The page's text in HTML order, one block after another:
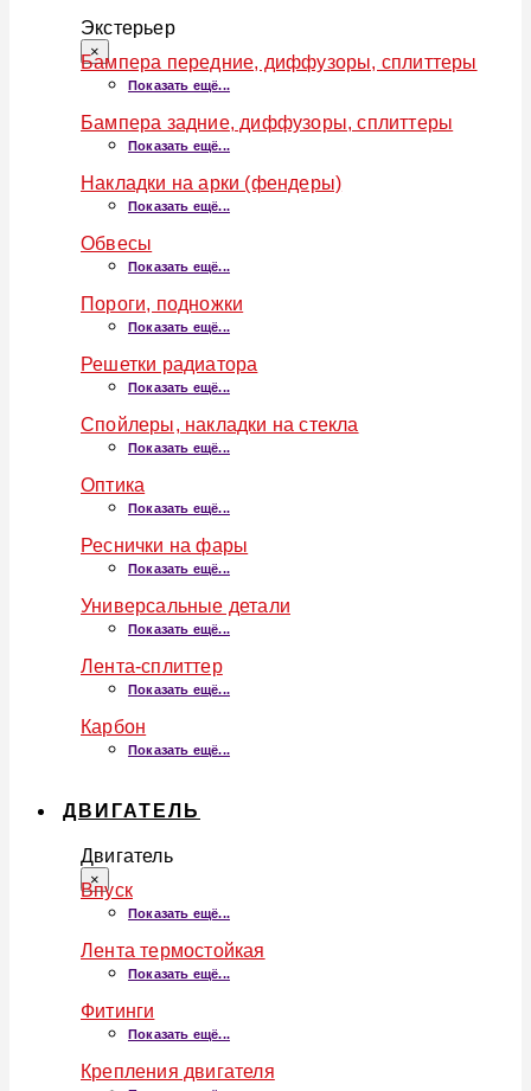
Экстерьер
×
Бампера передние, диффузоры, сплиттеры
Показать ещё...
Бампера задние, диффузоры, сплиттеры
Показать ещё...
Накладки на арки (фендеры)
Показать ещё...
Обвесы
Показать ещё...
Пороги, подножки
Показать ещё...
Решетки радиатора
Показать ещё...
Спойлеры, накладки на стекла
Показать ещё...
Оптика
Показать ещё...
Реснички на фары
Показать ещё...
Универсальные детали
Показать ещё...
Лента-сплиттер
Показать ещё...
Карбон
Показать ещё...
ДВИГАТЕЛЬ
Двигатель
×
Впуск
Показать ещё...
Лента термостойкая
Показать ещё...
Фитинги
Показать ещё...
Крепления двигателя